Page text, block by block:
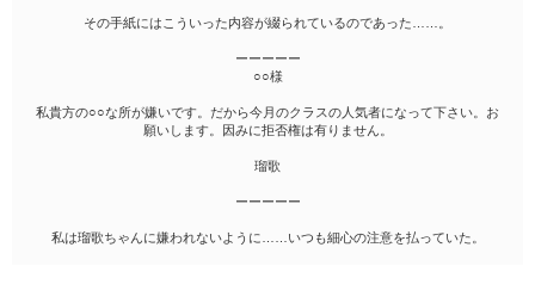
その手紙にはこういった内容が綴られているのであった……。
ーーーーー
○○様
私貴方の○○な所が嫌いです。だから今月のクラスの人気者になって下さい。お
願いします。因みに拒否権は有りません。
瑠歌
ーーーーー
私は瑠歌ちゃんに嫌われないように……いつも細心の注意を払っていた。